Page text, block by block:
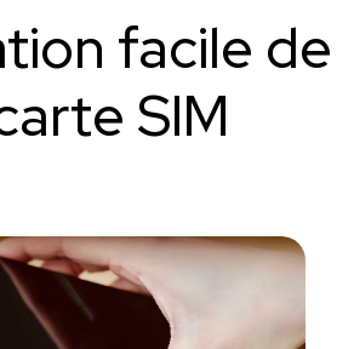
facile de
SIM